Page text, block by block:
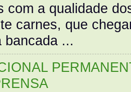
com a qualidade
carnes, que
bancada ...